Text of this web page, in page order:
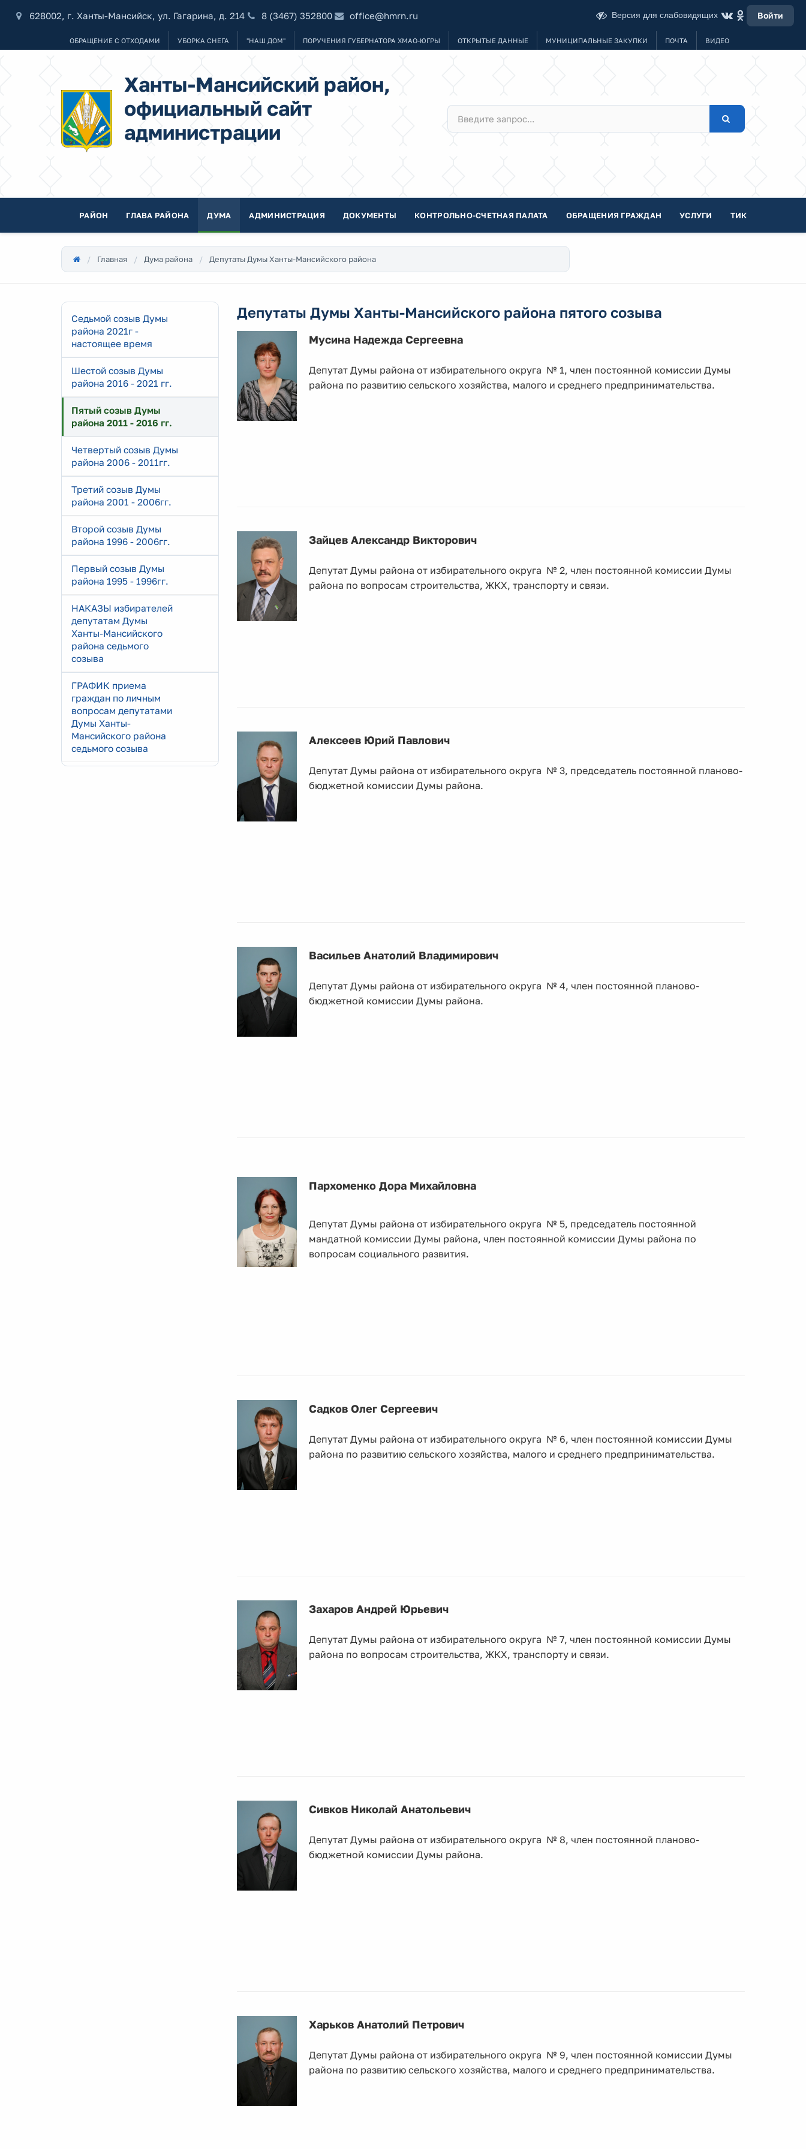
628002, г. Ханты-Мансийск, ул. Гагарина, д. 214 8 (3467) 352800 office@hmrn.ru Версия для слабовидящих Войти
ОБРАЩЕНИЕ С ОТХОДАМИ УБОРКА СНЕГА "НАШ ДОМ" ПОРУЧЕНИЯ ГУБЕРНАТОРА ХМАО-ЮГРЫ ОТКРЫТЫЕ ДАННЫЕ МУНИЦИПАЛЬНЫЕ ЗАКУПКИ ПОЧТА ВИДЕО
Ханты-Мансийский район,
официальный сайт
администрации
РАЙОН ГЛАВА РАЙОНА ДУМА АДМИНИСТРАЦИЯ ДОКУМЕНТЫ КОНТРОЛЬНО-СЧЕТНАЯ ПАЛАТА ОБРАЩЕНИЯ ГРАЖДАН УСЛУГИ ТИК
Главная Дума района Депутаты Думы Ханты-Мансийского района
Седьмой созыв Думы
района 2021г -
настоящее время
Шестой созыв Думы
района 2016 - 2021 гг.
Пятый созыв Думы
района 2011 - 2016 гг.
Четвертый созыв Думы
района 2006 - 2011гг.
Третий созыв Думы
района 2001 - 2006гг.
Второй созыв Думы
района 1996 - 2006гг.
Первый созыв Думы
района 1995 - 1996гг.
НАКАЗЫ избирателей
депутатам Думы
Ханты-Мансийского
района седьмого
созыва
ГРАФИК приема
граждан по личным
вопросам депутатами
Думы Ханты-
Мансийского района
седьмого созыва
Депутаты Думы Ханты-Мансийского района пятого созыва
Мусина Надежда Сергеевна
Депутат Думы района от избирательного округа № 1, член постоянной комиссии Думы
района по развитию сельского хозяйства, малого и среднего предпринимательства.
Зайцев Александр Викторович
Депутат Думы района от избирательного округа № 2, член постоянной комиссии Думы
района по вопросам строительства, ЖКХ, транспорту и связи.
Алексеев Юрий Павлович
Депутат Думы района от избирательного округа № 3, председатель постоянной планово-
бюджетной комиссии Думы района.
Васильев Анатолий Владимирович
Депутат Думы района от избирательного округа № 4, член постоянной планово-
бюджетной комиссии Думы района.
Пархоменко Дора Михайловна
Депутат Думы района от избирательного округа № 5, председатель постоянной
мандатной комиссии Думы района, член постоянной комиссии Думы района по
вопросам социального развития.
Садков Олег Сергеевич
Депутат Думы района от избирательного округа № 6, член постоянной комиссии Думы
района по развитию сельского хозяйства, малого и среднего предпринимательства.
Захаров Андрей Юрьевич
Депутат Думы района от избирательного округа № 7, член постоянной комиссии Думы
района по вопросам строительства, ЖКХ, транспорту и связи.
Сивков Николай Анатольевич
Депутат Думы района от избирательного округа № 8, член постоянной планово-
бюджетной комиссии Думы района.
Харьков Анатолий Петрович
Депутат Думы района от избирательного округа № 9, член постоянной комиссии Думы
района по развитию сельского хозяйства, малого и среднего предпринимательства.